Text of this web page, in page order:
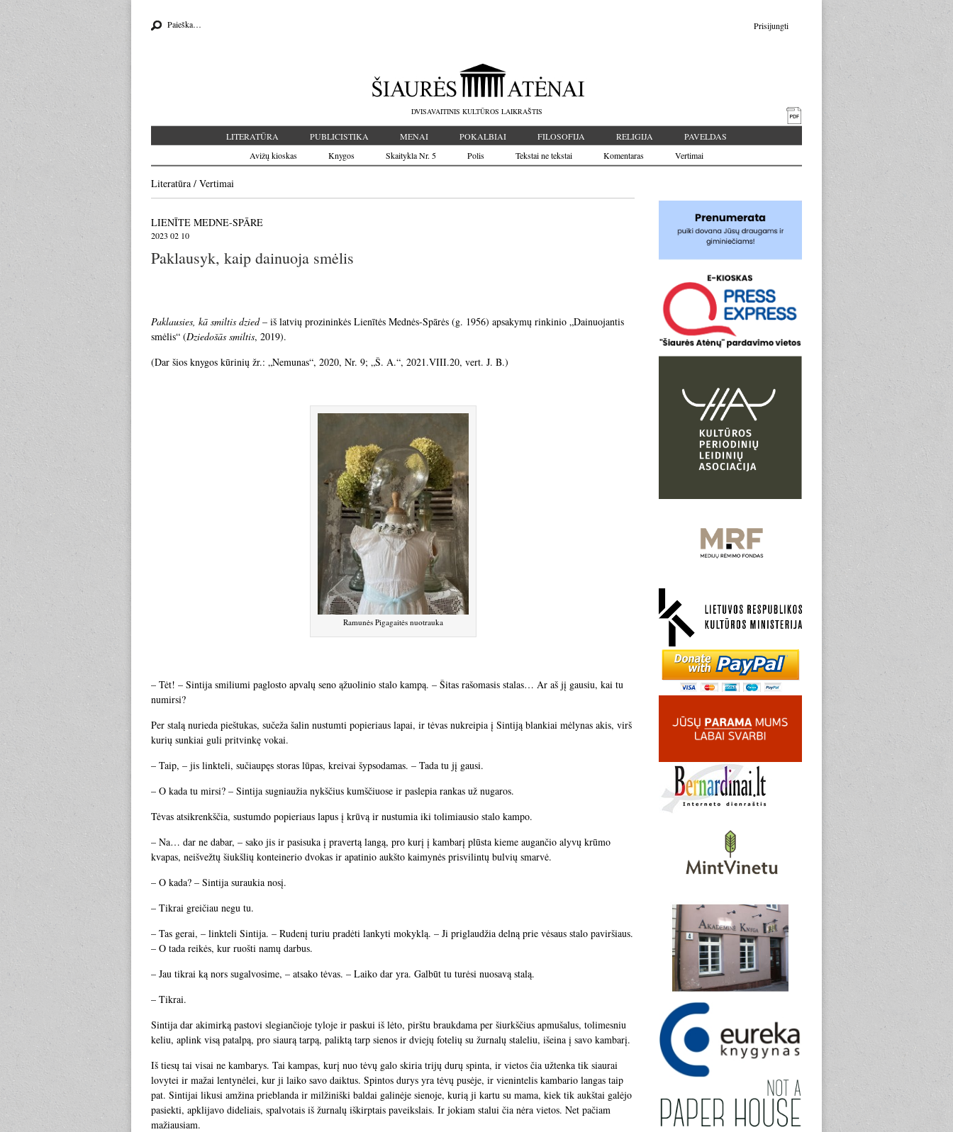
Prisijungti
Search for:
DVISAVAITINIS KULTŪROS LAIKRAŠTIS
LITERATŪRA PUBLICISTIKA MENAI POKALBIAI FILOSOFIJA RELIGIJA
PAVELDAS
Avižų kioskas
Knygos Skaitykla Nr. 5 Polis Tekstai ne tekstai Komentaras Vertimai
Literatūra / Vertimai
LIENĪTE MEDNE-SPĀRE
2023 02 10
Paklausyk, kaip dainuoja smėlis
Paklausies, kā smiltis dzied– iš latvių prozininkės Lienītės Mednės-Spārės (g. 1956) apsakymų rinkinio „Dainuojantis
smėlis“ (Dziedošās smiltis, 2019).
(Dar šios knygos kūrinių žr.: „Nemunas“, 2020, Nr. 9; „Š. A.“, 2021.VIII.20, vert. J. B.)
Ramunės Pigagaitės nuotrauka
– Tėt! – Sintija smiliumi paglosto apvalų seno ąžuolinio stalo kampą. – Šitas rašomasis stalas… Ar aš jį gausiu, kai tu
numirsi?
Per stalą nurieda pieštukas, sučeža šalin nustumti popieriaus lapai, ir tėvas nukreipia į Sintiją blankiai mėlynas akis, virš
kurių sunkiai guli pritvinkę vokai.
– Taip, – jis linkteli, sučiaupęs storas lūpas, kreivai šypsodamas. – Tada tu jį gausi.
– O kada tu mirsi? – Sintija sugniaužia nykščius kumščiuose ir paslepia rankas už nugaros.
Tėvas atsikrenkščia, sustumdo popieriaus lapus į krūvą ir nustumia iki tolimiausio stalo kampo.
– Na… dar ne dabar, – sako jis ir pasisuka į pravertą langą, pro kurį į kambarį plūsta kieme augančio alyvų krūmo
kvapas, neišvežtų šiukšlių konteinerio dvokas ir apatinio aukšto kaimynės prisvilintų bulvių smarvė.
– O kada? – Sintija suraukia nosį.
– Tikrai greičiau negu tu.
– Tas gerai, – linkteli Sintija. – Rudenį turiu pradėti lankyti mokyklą. – Ji priglaudžia delną prie vėsaus stalo paviršiaus.
– O tada reikės, kur ruošti namų darbus.
– Jau tikrai ką nors sugalvosime, – atsako tėvas. – Laiko dar yra. Galbūt tu turėsi nuosavą stalą.
– Tikrai.
Sintija dar akimirką pastovi slegiančioje tyloje ir paskui iš lėto, pirštu braukdama per šiurkščius apmušalus, tolimesniu
keliu, aplink visą patalpą, pro siaurą tarpą, paliktą tarp sienos ir dviejų fotelių su žurnalų staleliu, išeina į savo kambarį.
Iš tiesų tai visai ne kambarys. Tai kampas, kurį nuo tėvų galo skiria trijų durų spinta, ir vietos čia užtenka tik siaurai
lovytei ir mažai lentynėlei, kur ji laiko savo daiktus. Spintos durys yra tėvų pusėje, ir vienintelis kambario langas taip
pat. Sintijai likusi amžina prieblanda ir milžiniški baldai galinėje sienoje, kurią ji kartu su mama, kiek tik aukštai galėjo
pasiekti, apklijavo dideliais, spalvotais iš žurnalų iškirptais paveikslais. Ir jokiam stalui čia nėra vietos. Net pačiam
mažiausiam.